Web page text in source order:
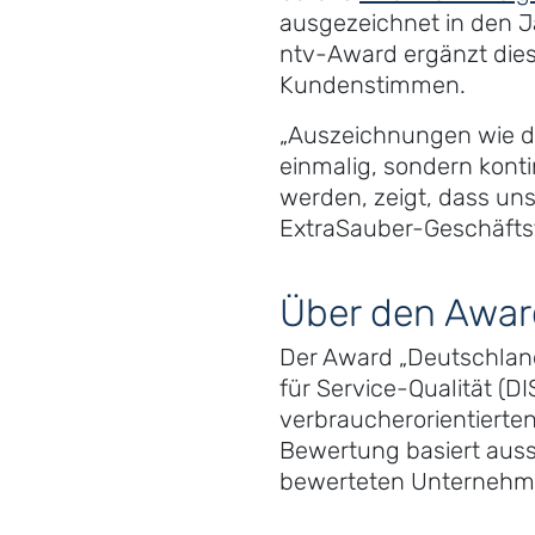
ausgezeichnet in den
ntv-Award ergänzt
Kundenstimmen.
„Auszeichnungen wie
einmalig, sondern
werden, zeigt, dass
ExtraSauber-
Über den
Der Award
für Service-Qualität
Bewertung basiert
bewerteten